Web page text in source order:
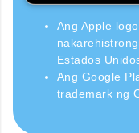
Ang Apple
Estados
Ang Google
trademark ng